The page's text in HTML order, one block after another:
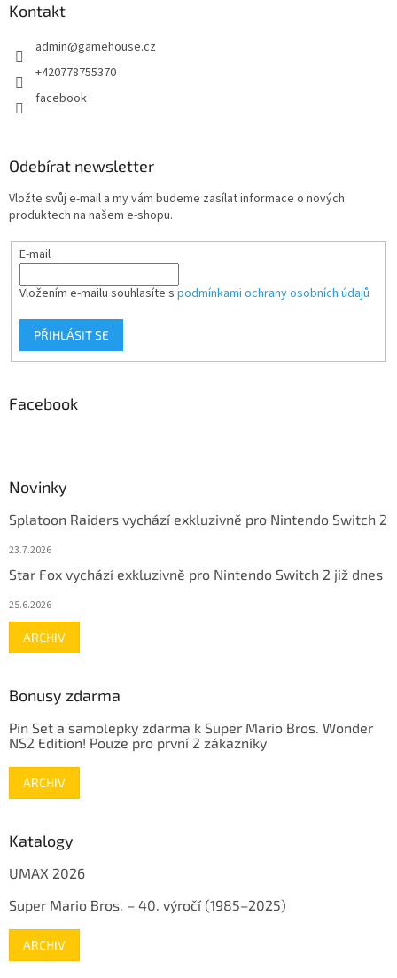
Kontakt
admin@gamehouse.cz
+420778755370
facebook
Odebírat newsletter
Vložte svůj e-mail a my vám budeme zasílat informace o nových
produktech na našem e-shopu.
E-mail
Vložením e-mailu souhlasíte s podmínkami ochrany osobních údajů
PŘIHLÁSIT SE
Facebook
Novinky
Splatoon Raiders vychází exkluzivně pro Nintendo Switch 2
23.7.2026
Star Fox vychází exkluzivně pro Nintendo Switch 2 již dnes
25.6.2026
ARCHIV
Bonusy zdarma
Pin Set a samolepky zdarma k Super Mario Bros. Wonder
NS2 Edition! Pouze pro první 2 zákazníky
ARCHIV
Katalogy
UMAX 2026
Super Mario Bros. – 40. výročí (1985–2025)
ARCHIV